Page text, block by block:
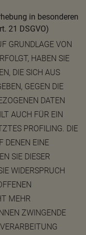
in besonderen
21 DSGVO)
GRUNDLAGE VON
HABEN SIE
DIE SICH AUS
GEGEN DIE
DATEN
AUCH FÜR EIN
PROFILING. DIE
DENEN EINE
SIE DIESER
WIDERSPRUCH
MEHR
ZWINGENDE